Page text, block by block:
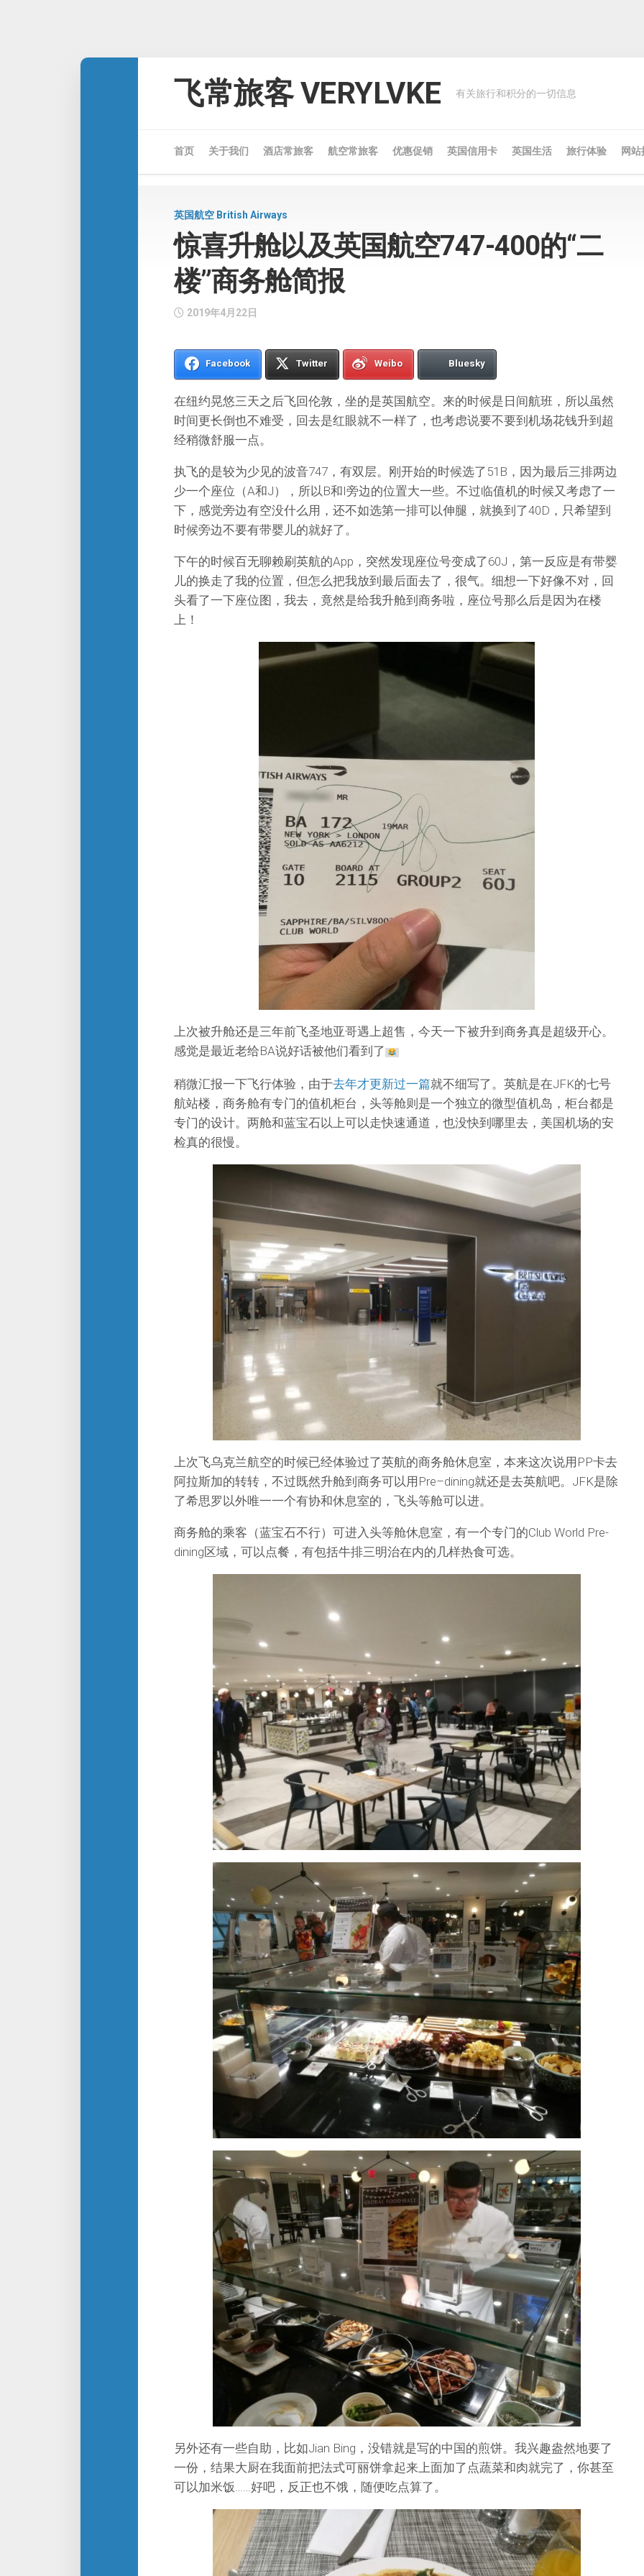
飞常旅客 VERYLVKE 有关旅行和积分的一切信息
首页 关于我们 酒店常旅客 航空常旅客 优惠促销 英国信用卡 英国生活 旅行体验 网
英国航空 British Airways
惊喜升舱以及英国航空747-400的“二
楼”商务舱简报
2019年4月22日
Facebook Twitter Weibo Bluesky
在纽约晃悠三天之后飞回伦敦，坐的是英国航空。来的时候是日间航班，所以虽然
时间更长倒也不难受，回去是红眼就不一样了，也考虑说要不要到机场花钱升到超
经稍微舒服一点。
执飞的是较为少见的波音747，有双层。刚开始的时候选了51B，因为最后三排两边
少一个座位（A和J），所以B和I旁边的位置大一些。不过临值机的时候又考虑了一
下，感觉旁边有空没什么用，还不如选第一排可以伸腿，就换到了40D，只希望到
时候旁边不要有带婴儿的就好了。
下午的时候百无聊赖刷英航的App，突然发现座位号变成了60J，第一反应是有带婴
儿的换走了我的位置，但怎么把我放到最后面去了，很气。细想一下好像不对，回
头看了一下座位图，我去，竟然是给我升舱到商务啦，座位号那么后是因为在楼
上！
上次被升舱还是三年前飞圣地亚哥遇上超售，今天一下被升到商务真是超级开心。
感觉是最近老给BA说好话被他们看到了
稍微汇报一下飞行体验，由于去年才更新过一篇就不细写了。英航是在JFK的七号
航站楼，商务舱有专门的值机柜台，头等舱则是一个独立的微型值机岛，柜台都是
专门的设计。两舱和蓝宝石以上可以走快速通道，也没快到哪里去，美国机场的安
检真的很慢。
上次飞乌克兰航空的时候已经体验过了英航的商务舱休息室，本来这次说用PP卡去
阿拉斯加的转转，不过既然升舱到商务可以用Pre–dining就还是去英航吧。JFK是除
了希思罗以外唯一一个有协和休息室的，飞头等舱可以进。
商务舱的乘客（蓝宝石不行）可进入头等舱休息室，有一个专门的Club World Pre-
dining区域，可以点餐，有包括牛排三明治在内的几样热食可选。
另外还有一些自助，比如Jian Bing，没错就是写的中国的煎饼。我兴趣盎然地要了
一份，结果大厨在我面前把法式可丽饼拿起来上面加了点蔬菜和肉就完了，你甚至
可以加米饭……好吧，反正也不饿，随便吃点算了。